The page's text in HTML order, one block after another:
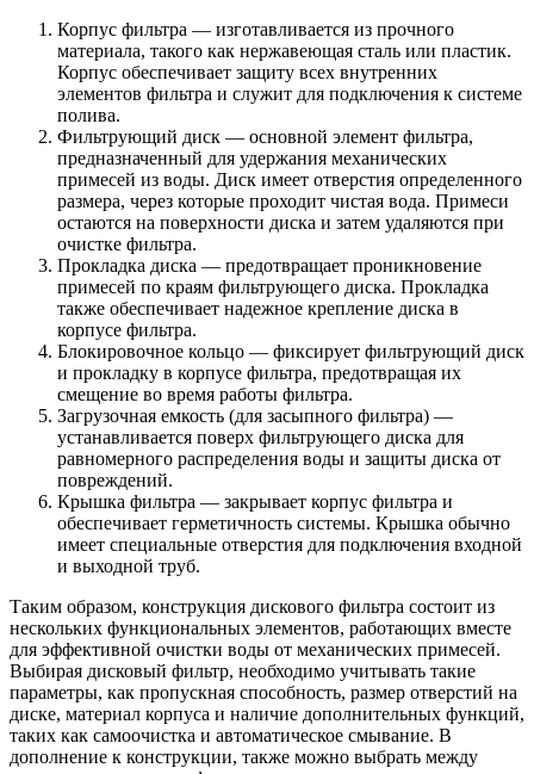
Корпус фильтра — изготавливается из прочного
материала, такого как нержавеющая сталь или пластик.
Корпус обеспечивает защиту всех внутренних
элементов фильтра и служит для подключения к системе
полива.
Фильтрующий диск — основной элемент фильтра,
предназначенный для удержания механических
примесей из воды. Диск имеет отверстия определенного
размера, через которые проходит чистая вода. Примеси
остаются на поверхности диска и затем удаляются при
очистке фильтра.
Прокладка диска — предотвращает проникновение
примесей по краям фильтрующего диска. Прокладка
также обеспечивает надежное крепление диска в
корпусе фильтра.
Блокировочное кольцо — фиксирует фильтрующий диск
и прокладку в корпусе фильтра, предотвращая их
смещение во время работы фильтра.
Загрузочная емкость (для засыпного фильтра) —
устанавливается поверх фильтрующего диска для
равномерного распределения воды и защиты диска от
повреждений.
Крышка фильтра — закрывает корпус фильтра и
обеспечивает герметичность системы. Крышка обычно
имеет специальные отверстия для подключения входной
и выходной труб.
Таким образом, конструкция дискового фильтра состоит из
нескольких функциональных элементов, работающих вместе
для эффективной очистки воды от механических примесей.
Выбирая дисковый фильтр, необходимо учитывать такие
параметры, как пропускная способность, размер отверстий на
диске, материал корпуса и наличие дополнительных функций,
таких как самоочистка и автоматическое смывание. В
дополнение к конструкции, также можно выбрать между